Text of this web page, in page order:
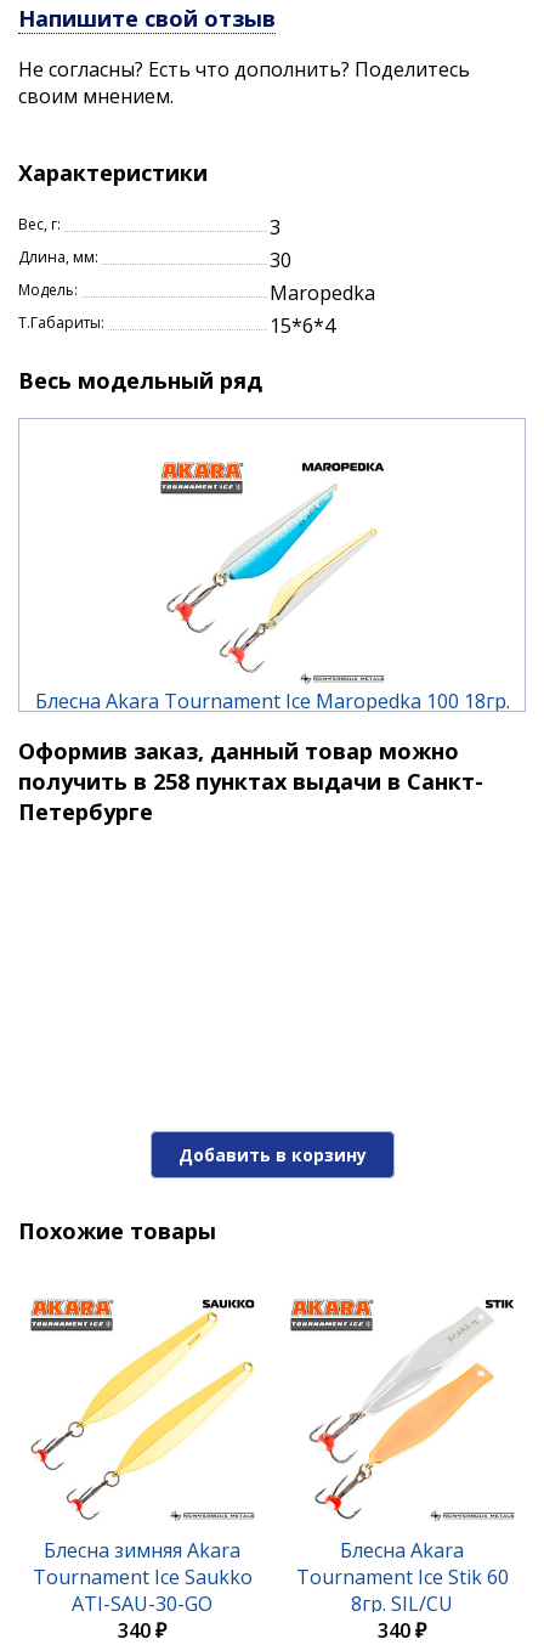
профессиональным спортсменам.
Характеристики:
Длина: 30 мм.
Напишите свой отзыв
Не согласны? Есть что дополнить? Поделитесь
своим мнением.
Характеристики
Вес, г: 3
Длина, мм: 30
Модель: Maropedka
Т.Габариты: 15*6*4
Весь модельный ряд
Блесна Akara Tournament Ice Maropedka 100 18гр.
480 ₽
Оформив заказ, данный товар можно
получить в 258 пунктах выдачи в Санкт-
Петербурге
Добавить в корзину
Похожие товары
Блесна зимняя Akara
Tournament Ice Saukko
ATI-SAU-30-GO
340 ₽
Блесна Akara
Tournament Ice Stik 60
8гр. SIL/CU
340 ₽